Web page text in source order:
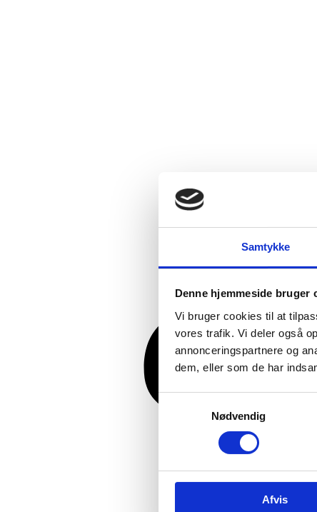
Samtykke
Denne hjemmeside bruger
Vi bruger cookies til at
vores trafik. Vi deler også
annonceringspartnere og
dem, eller som de har
Samtykkevalg
Nødvendig
Afvis